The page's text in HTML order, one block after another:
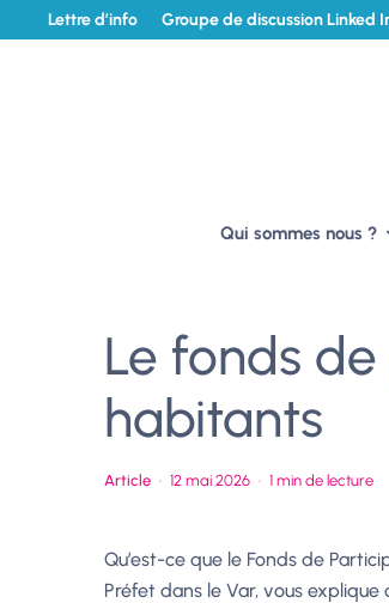
Lettre d’info Groupe de discussion Linked
Qui sommes nous ?
Le fonds
habitants
Article · 12 mai 2026 · 1 min de lecture
Qu’est-ce que le Fonds de
Préfet dans le Var, vous